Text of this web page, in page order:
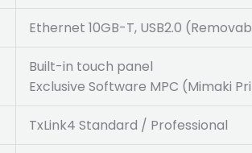
Ethernet 10GB-T, USB2.0
Built-in touch panel
Exclusive Software MPC (Mimaki
TxLink4 Standard / Professional